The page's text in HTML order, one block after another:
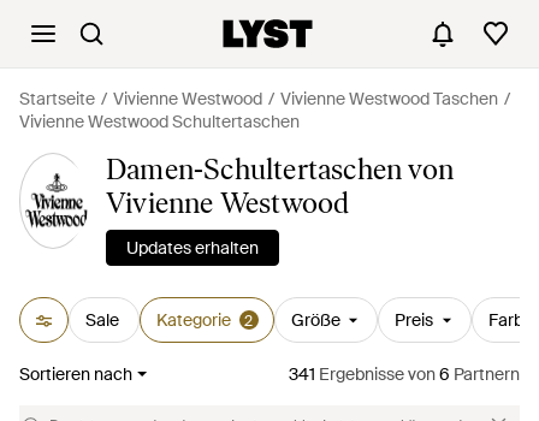
Startseite Vivienne Westwood
Vivienne Westwood Taschen
Vivienne Westwood Schultertaschen
Damen-Schultertaschen von
Vivienne Westwood
Updates erhalten
Sale Kategorie 2 Größe Preis Farbe
Sortieren nach 341 Ergebnissevon6 Partnern